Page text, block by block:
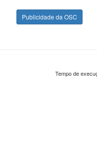
Publicidade da OSC
Tempo de